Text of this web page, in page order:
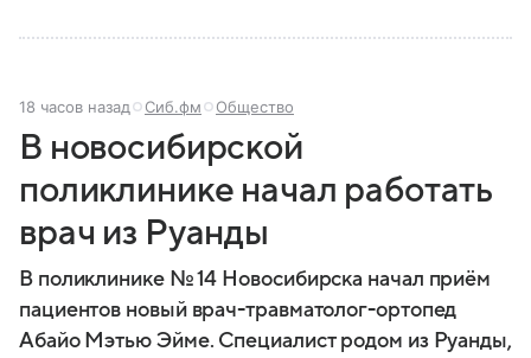
18 часов назад Сиб.фм Общество
В новосибирской
поликлинике начал работать
врач из Руанды
В поликлинике № 14 Новосибирска начал приём
пациентов новый врач-травматолог-ортопед
Абайо Мэтью Эйме. Специалист родом из Руанды,